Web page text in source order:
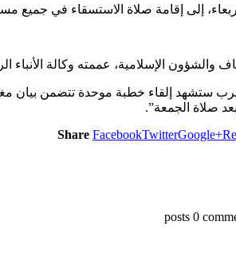
إلى إقامة صلاة الاستسقاء في جميع مساجد البلاد
والشؤون الإسلامية، عممته وكالة الأنباء
ستشهد إلقاء خطبة موحدة تتضمن بيان
صلاة الجمعة”.
Share FacebookTwitterGoogle+
0